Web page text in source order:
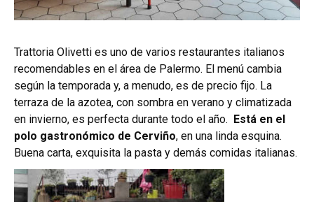
Trattoria Olivetti es uno de varios restaurantes italianos
recomendables en el área de Palermo. El menú cambia
según la temporada y, a menudo, es de precio fijo. La
terraza de la azotea, con sombra en verano y climatizada
en invierno, es perfecta durante todo el año. Está en el
polo gastronómico de Cerviño, en una linda esquina.
Buena carta, exquisita la pasta y demás comidas italianas.